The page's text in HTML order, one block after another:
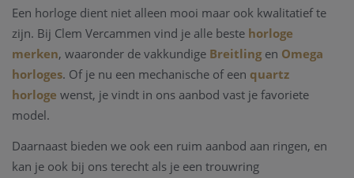
Een horloge dient niet alleen mooi maar ook kwalitatief te
zijn. Bij Clem Vercammen vind je alle beste horloge
merken, waaronder de vakkundige Breitling en Omega
horloges. Of je nu een mechanische of een quartz
horloge wenst, je vindt in ons aanbod vast je favoriete
model.
Daarnaast bieden we ook een ruim aanbod aan ringen, en
kan je ook bij ons terecht als je een trouwring